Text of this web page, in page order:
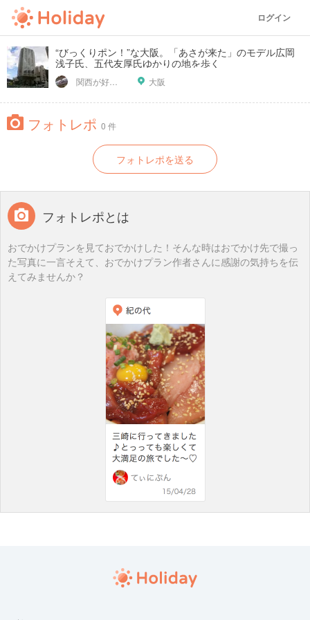
ログイン
“びっくりポン！”な大阪。「あさが来た」のモデル広岡
浅子氏、五代友厚氏ゆかりの地を歩く
大阪
フォトレポ 0 件
フォトレポを送る
フォトレポとは
おでかけプランを見ておでかけした！そんな時はおでかけ先で撮っ
た写真に一言そえて、おでかけプラン作者さんに感謝の気持ちを伝
えてみませんか？